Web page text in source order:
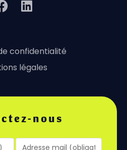
confidentialité
légales
nous